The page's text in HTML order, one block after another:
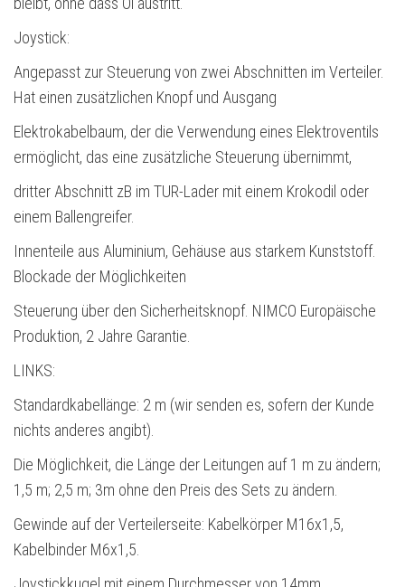
Joystick:
Angepasst zur Steuerung von zwei Abschnitten im Verteiler.
Hat einen zusätzlichen Knopf und Ausgang
Elektrokabelbaum, der die Verwendung eines Elektroventils
ermöglicht, das eine zusätzliche Steuerung übernimmt,
dritter Abschnitt zB im TUR-Lader mit einem Krokodil oder
einem Ballengreifer.
Innenteile aus Aluminium, Gehäuse aus starkem Kunststoff.
Blockade der Möglichkeiten
Steuerung über den Sicherheitsknopf. NIMCO Europäische
Produktion, 2 Jahre Garantie.
LINKS:
Standardkabellänge: 2 m (wir senden es, sofern der Kunde
nichts anderes angibt).
Die Möglichkeit, die Länge der Leitungen auf 1 m zu ändern;
1,5 m; 2,5 m; 3m ohne den Preis des Sets zu ändern.
Gewinde auf der Verteilerseite: Kabelkörper M16x1,5,
Kabelbinder M6x1,5.